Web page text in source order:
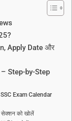
Apply Date और
Step-by-Step
Exam Calendar
सेक्शन को खोलें